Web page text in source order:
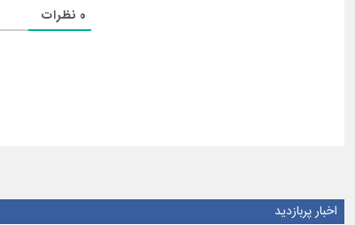
0 نظرات
اخبار پربازدید